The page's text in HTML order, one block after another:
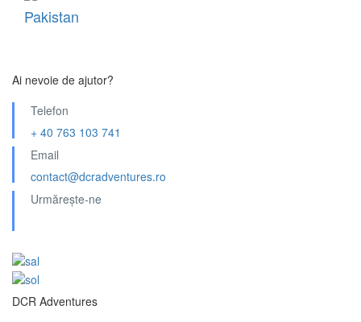
Pakistan
Ai nevoie de ajutor?
Telefon
+ 40 763 103 741
Email
contact@dcradventures.ro
Urmărește-ne
DCR Adventures